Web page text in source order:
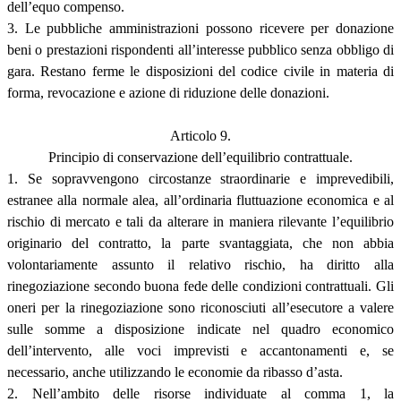
dell’equo compenso.
3. Le pubbliche amministrazioni possono ricevere per donazione
beni o prestazioni rispondenti all’interesse pubblico senza obbligo di
gara. Restano ferme le disposizioni del codice civile in materia di
forma, revocazione e azione di riduzione delle donazioni.
Articolo 9.
Principio di conservazione dell’equilibrio contrattuale.
1. Se sopravvengono circostanze straordinarie e imprevedibili,
estranee alla normale alea, all’ordinaria fluttuazione economica e al
rischio di mercato e tali da alterare in maniera rilevante l’equilibrio
originario del contratto, la parte svantaggiata, che non abbia
volontariamente assunto il relativo rischio, ha diritto alla
rinegoziazione secondo buona fede delle condizioni contrattuali. Gli
oneri per la rinegoziazione sono riconosciuti all’esecutore a valere
sulle somme a disposizione indicate nel quadro economico
dell’intervento, alle voci imprevisti e accantonamenti e, se
necessario, anche utilizzando le economie da ribasso d’asta.
2. Nell’ambito delle risorse individuate al comma 1, la